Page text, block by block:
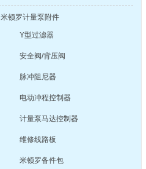
米顿罗计量泵附件
Y型过滤器
安全阀/背压阀
脉冲阻尼器
电动冲程控制器
计量泵马达控制器
维修线路板
米顿罗备件包